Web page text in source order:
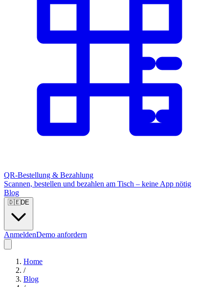
QR-Bestellung & Bezahlung
Scannen, bestellen und bezahlen am Tisch – keine App nötig
Blog
🇩🇪DE
AnmeldenDemo anfordern
Home
/
Blog